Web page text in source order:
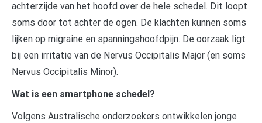
achterzijde van het hoofd over de hele schedel. Dit loopt
soms door tot achter de ogen. De klachten kunnen soms
lijken op migraine en spanningshoofdpijn. De oorzaak ligt
bij een irritatie van de Nervus Occipitalis Major (en soms
Nervus Occipitalis Minor).
Wat is een smartphone schedel?
Volgens Australische onderzoekers ontwikkelen jonge